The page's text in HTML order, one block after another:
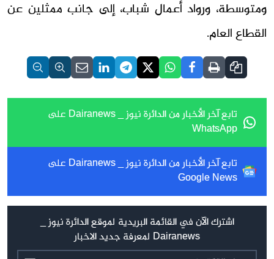
ومتوسطة، ورواد أعمال شباب، إلى جانب ممثلين عن
القطاع العام.
تابع آخر الأخبار من الدائرة نيوز _ Dairanews على
WhatsApp
تابع آخر الأخبار من الدائرة نيوز _ Dairanews على
Google News
اشترك الآن في القائمة البريدية لموقع الدائرة نيوز _
Dairanews لمعرفة جديد الاخبار